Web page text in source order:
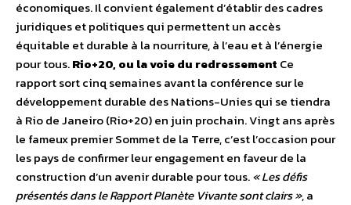
économiques. Il convient également d’établir des cadres
juridiques et politiques qui permettent un accès
équitable et durable à la nourriture, à l’eau et à l’énergie
pour tous.Rio+20, ou la voie du redressement Ce
rapport sort cinq semaines avant la conférence sur le
développement durable des Nations-Unies qui se tiendra
à Rio de Janeiro (Rio+20) en juin prochain. Vingt ans après
le fameux premier Sommet de la Terre, c’est l’occasion pour
les pays de confirmer leur engagement en faveur de la
construction d’un avenir durable pour tous.« Les défis
présentés dans le Rapport Planète Vivante sont clairs », a